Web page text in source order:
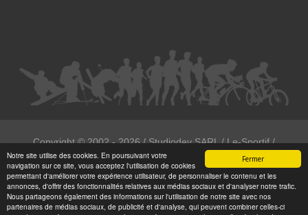
Fermer
Notre site utilise des cookies. En poursuivant votre
navigation sur ce site, vous acceptez l'utilisation de cookies
permettant d'améliorer votre expérience utilisateur, de personnaliser le contenu et les
annonces, d'offrir des fonctionnalités relatives aux médias sociaux et d'analyser notre trafic.
Nous partageons également des informations sur l'utilisation de notre site avec nos
partenaires de médias sociaux, de publicité et d'analyse, qui peuvent combiner celles-ci
Copyright ©2002 - 2026/ Studiodev SARL / Le-Sportif /
Registration4all
Tous droits réservées.
Numéro de déclaration CNIL : 1999972